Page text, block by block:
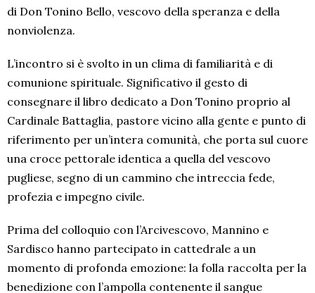
di Don Tonino Bello, vescovo della speranza e della
nonviolenza.
L’incontro si è svolto in un clima di familiarità e di
comunione spirituale. Significativo il gesto di
consegnare il libro dedicato a Don Tonino proprio al
Cardinale Battaglia, pastore vicino alla gente e punto di
riferimento per un’intera comunità, che porta sul cuore
una croce pettorale identica a quella del vescovo
pugliese, segno di un cammino che intreccia fede,
profezia e impegno civile.
Prima del colloquio con l’Arcivescovo, Mannino e
Sardisco hanno partecipato in cattedrale a un
momento di profonda emozione: la folla raccolta per la
benedizione con l’ampolla contenente il sangue